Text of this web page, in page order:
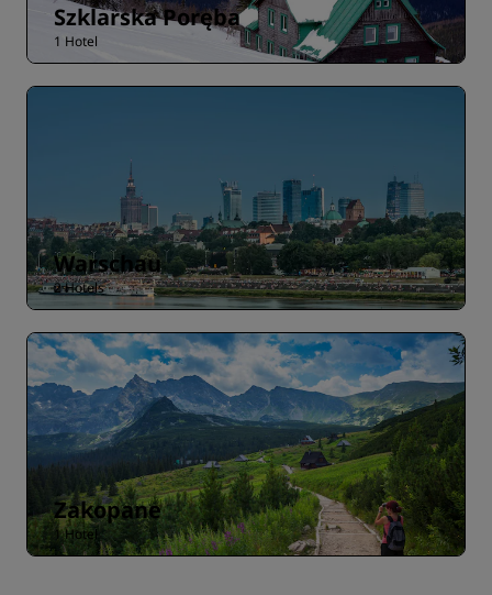
Szklarska Poręba
1 Hotel
Warschau
2 Hotels
Zakopane
1 Hotel